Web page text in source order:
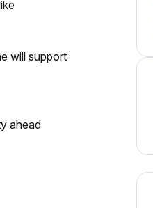
will support
ahead